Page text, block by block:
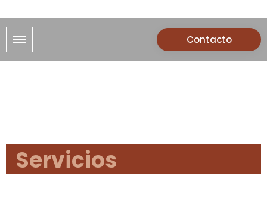
Contacto
Servicios